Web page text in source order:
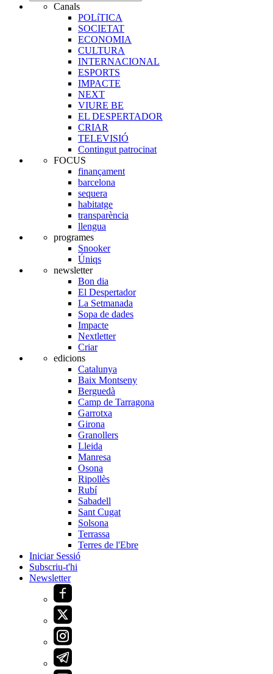
Canals
POLíTICA
SOCIETAT
ECONOMIA
CULTURA
INTERNACIONAL
ESPORTS
IMPACTE
NEXT
VIURE BE
EL DESPERTADOR
CRIAR
TELEVISIÓ
Contingut patrocinat
FOCUS
finançament
barcelona
sequera
habitatge
transparència
llengua
programes
Snooker
Úniqs
newsletter
Bon dia
El Despertador
La Setmanada
Sopa de dades
Impacte
Nextletter
Criar
edicions
Catalunya
Baix Montseny
Berguedà
Camp de Tarragona
Garrotxa
Girona
Granollers
Lleida
Manresa
Osona
Ripollès
Rubí
Sabadell
Sant Cugat
Solsona
Terrassa
Terres de l'Ebre
Iniciar Sessió
Subscriu-t'hi
Newsletter